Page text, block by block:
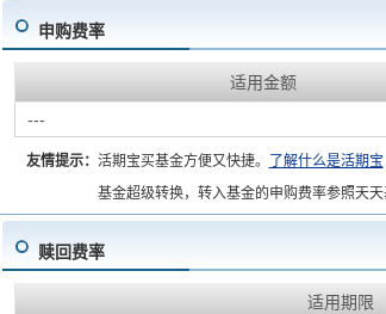
申购费率
适用金额
---
友情提示： 活期宝买基金方便又快捷。
了解什么是活期宝
基金超级转换，转入基金的申购费率参照天天
赎回费率
适用期限